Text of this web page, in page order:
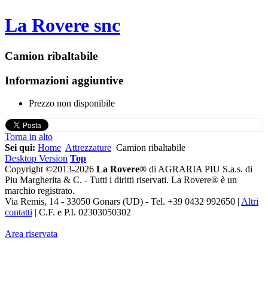
La Rovere snc
Camion ribaltabile
Informazioni aggiuntive
Prezzo non disponibile
Torna in alto
Sei qui: Home Attrezzature Camion ribaltabile
Desktop Version Top
Copyright ©2013-2026 La Rovere® di AGRARIA PIU S.a.s. di
Piu Margherita & C. - Tutti i diritti riservati. La Rovere® è un
marchio registrato.
Via Remis, 14 - 33050 Gonars (UD) - Tel. +39 0432 992650 | Altri
contatti | C.F. e P.I. 02303050302
Area riservata